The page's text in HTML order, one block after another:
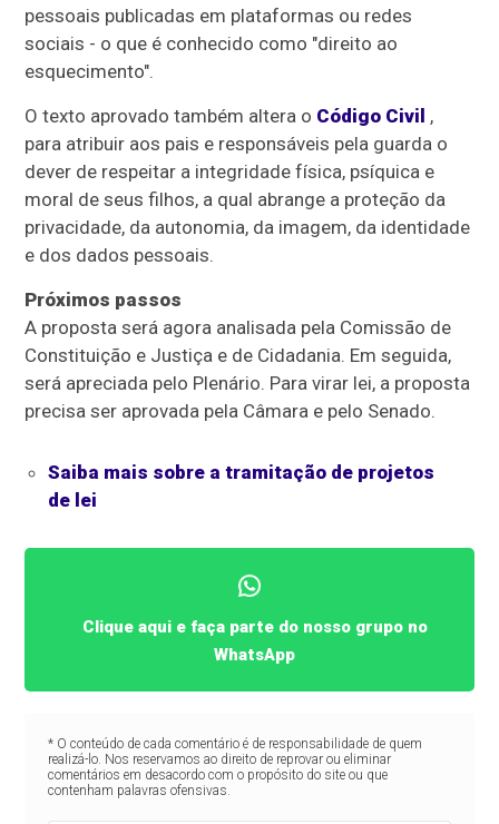
pessoais publicadas em plataformas ou redes
sociais - o que é conhecido como "direito ao
esquecimento".
O texto aprovado também altera o Código Civil ,
para atribuir aos pais e responsáveis pela guarda o
dever de respeitar a integridade física, psíquica e
moral de seus filhos, a qual abrange a proteção da
privacidade, da autonomia, da imagem, da identidade
e dos dados pessoais.
Próximos passos
A proposta será agora analisada pela Comissão de
Constituição e Justiça e de Cidadania. Em seguida,
será apreciada pelo Plenário. Para virar lei, a proposta
precisa ser aprovada pela Câmara e pelo Senado.
Saiba mais sobre a tramitação de projetos
de lei
Clique aqui e faça parte do nosso grupo no
WhatsApp
* O conteúdo de cada comentário é de responsabilidade de quem
realizá-lo. Nos reservamos ao direito de reprovar ou eliminar
comentários em desacordo com o propósito do site ou que
contenham palavras ofensivas.